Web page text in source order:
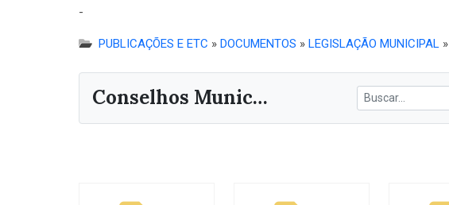
-
PUBLICAÇÕES E ETC » DOCUMENTOS » LEGISLAÇÃO MUNICIPAL »
Conselhos Municipais